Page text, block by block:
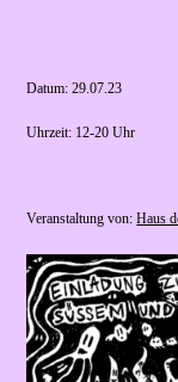
DoK 15518
Publikationen
Presse / Forschung
Calls
Datum: ­­­29.07.23
Uhrzeit: ­­­12-20 Uhr
Veranstaltung von:Haus